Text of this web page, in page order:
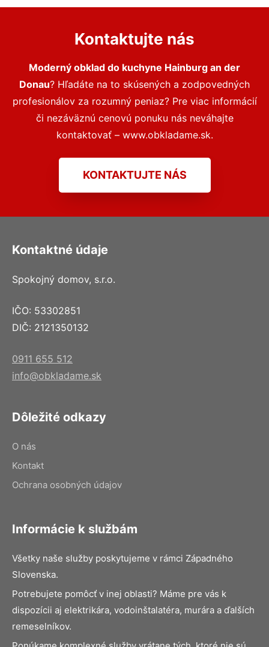
Kontaktujte nás
Moderný obklad do kuchyne Hainburg an der
Donau? Hľadáte na to skúsených a zodpovedných
profesionálov za rozumný peniaz? Pre viac informácií
či nezáväznú cenovú ponuku nás neváhajte
kontaktovať – www.obkladame.sk.
KONTAKTUJTE NÁS
Kontaktné údaje
Spokojný domov, s.r.o.
IČO: 53302851
DIČ: 2121350132
0911 655 512
info@obkladame.sk
Dôležité odkazy
O nás
Kontakt
Ochrana osobných údajov
Informácie k službám
Všetky naše služby poskytujeme v rámci Západného
Slovenska.
Potrebujete pomôcť v inej oblasti? Máme pre vás k
dispozícii aj elektrikára, vodoinštalatéra, murára a ďalších
remeselníkov.